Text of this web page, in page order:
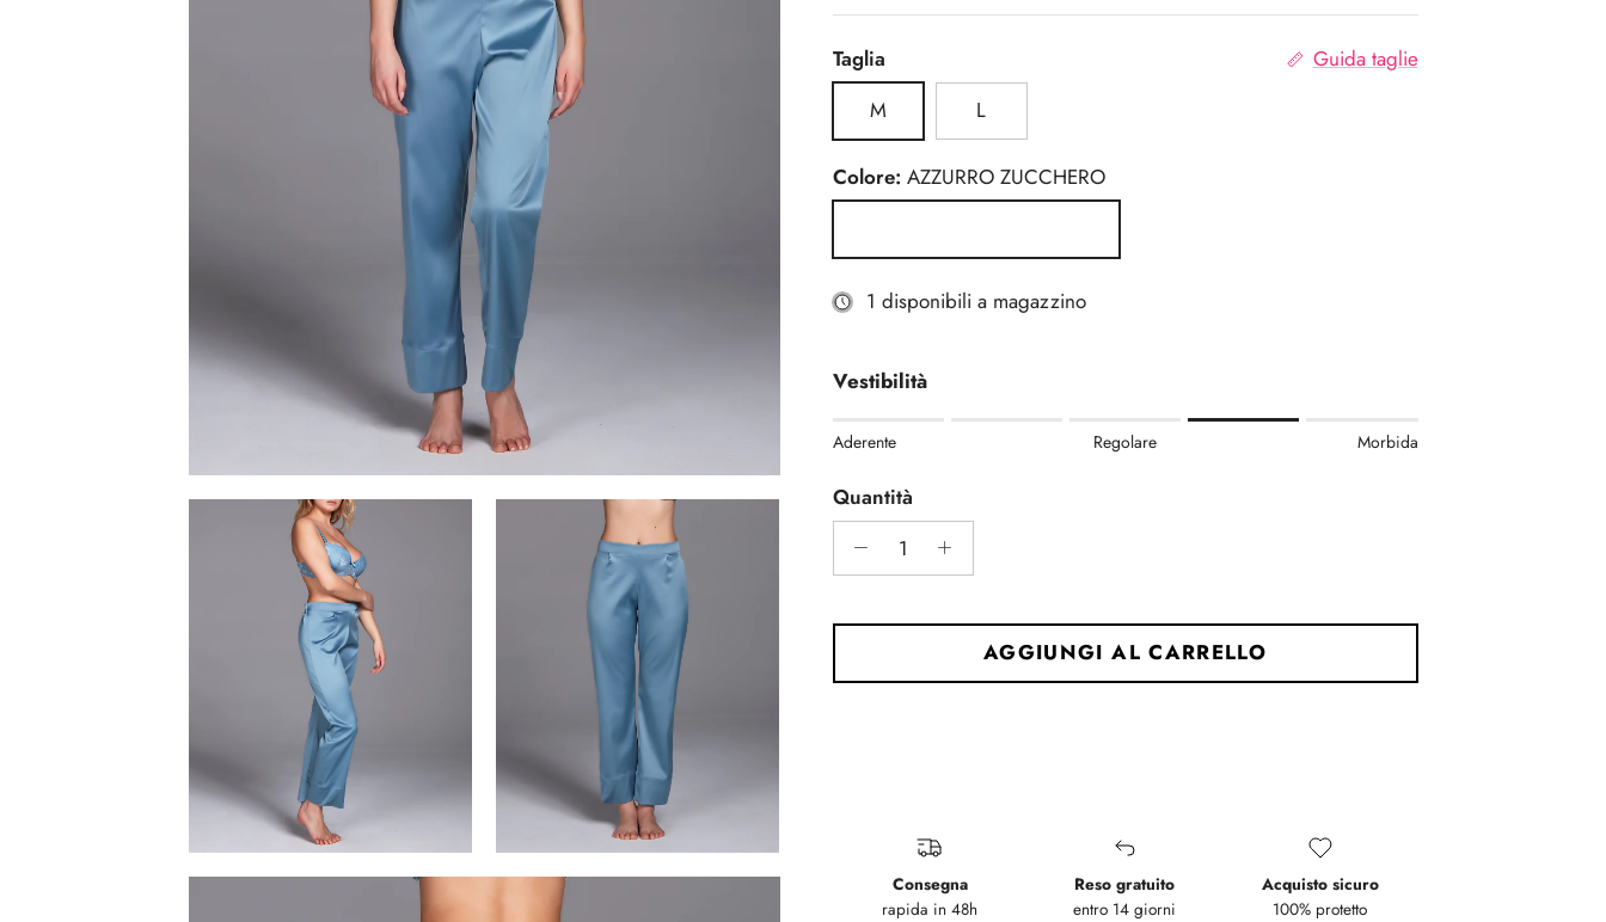
Taglia
Guida taglie
M
L
Colore: AZZURRO ZUCCHERO
1 disponibili a magazzino
Vestibilità
Rating of 1 means Aderente.
Rating of 5 means Morbida.
The rating of this product for "" is 4.
Aderente Regolare Morbida
Quantità
AGGIUNGI AL CARRELLO
Consegna
rapida in 48h
Reso gratuito
entro 14 giorni
Acquisto sicuro
100% protetto